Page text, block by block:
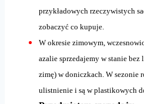
przykładowych rzeczywistych
zobaczyć co kupuje.
W okresie zimowym,
azalie sprzedajemy w stanie
zimę) w doniczkach. W sezonie
ulistnienie i są w plastikowych